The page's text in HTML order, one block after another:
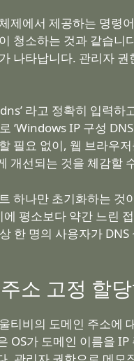
제에서 제공하는 명령
청소하는 것과 같습니
나타납니다. 관리자
라고 정확히 입력
‘Windows IP 구성
필요 없이, 웹 브라우
개선되는 것을 체감할
하나만 초기화하는
평소보다 약간 느린
한 명의 사용자가
소 고정 할
티비의 도메인 주소에
OS가 도메인 이름을